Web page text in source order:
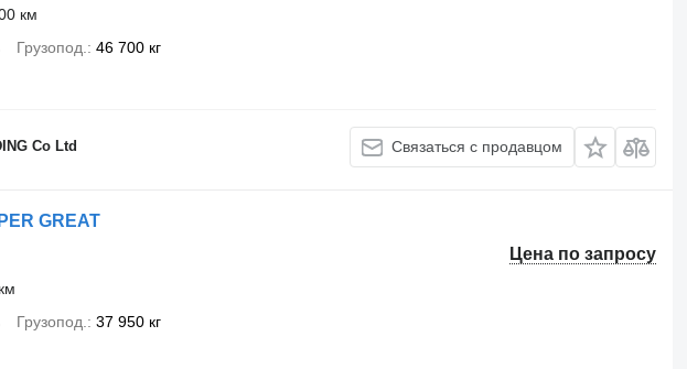
км
Грузопод. 46 700 кг
Co Ltd Связаться с продавцом
GREAT
Цена по запросу
Грузопод. 37 950 кг